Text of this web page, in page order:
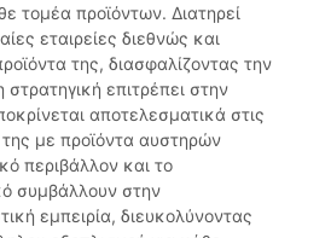
τομέα προϊόντων. Διατηρεί
εταιρείες διεθνώς και
της, διασφαλίζοντας την
επιτρέπει στην
αποτελεσματικά στις
με προϊόντα αυστηρών
περιβάλλον και το
συμβάλλουν στην
εμπειρία, διευκολύνοντας